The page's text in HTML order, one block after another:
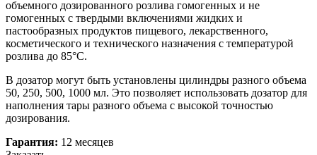
объемного дозированного розлива гомогенных и не
гомогенных с твердыми включениями жидких и
пастообразных продуктов пищевого, лекарственного,
косметического и технического назначения с температурой
розлива до 85°C.
В дозатор могут быть установлены цилиндры разного объема
50, 250, 500, 1000 мл. Это позволяет использовать дозатор для
наполнения тары разного объема с высокой точностью
дозирования.
Гарантия: 12 месяцев